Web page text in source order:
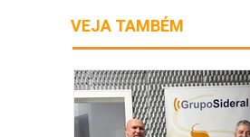
VEJA TAMBÉM